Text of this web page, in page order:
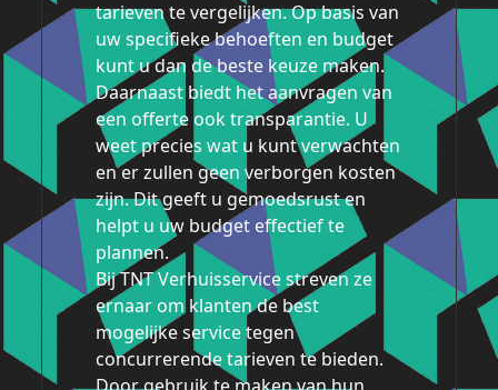
tarieven te vergelijken. Op basis van
uw specifieke behoeften en budget
kunt u dan de beste keuze maken.
Daarnaast biedt het aanvragen van
een offerte ook transparantie. U
weet precies wat u kunt verwachten
en er zullen geen verborgen kosten
zijn. Dit geeft u gemoedsrust en
helpt u uw budget effectief te
plannen.
Bij TNT Verhuisservice streven ze
ernaar om klanten de best
mogelijke service tegen
concurrerende tarieven te bieden.